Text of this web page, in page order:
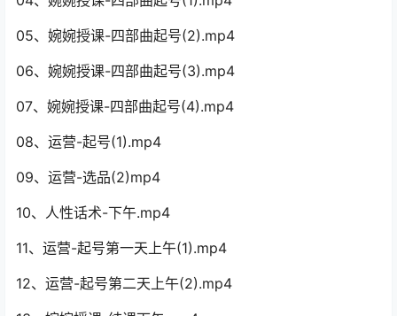
05、婉婉授课-四部曲起号(2).mp4
06、婉婉授课-四部曲起号(3).mp4
07、婉婉授课-四部曲起号(4).mp4
08、运营-起号(1).mp4
09、运营-选品(2)mp4
10、人性话术-下午.mp4
11、运营-起号第一天上午(1).mp4
12、运营-起号第二天上午(2).mp4